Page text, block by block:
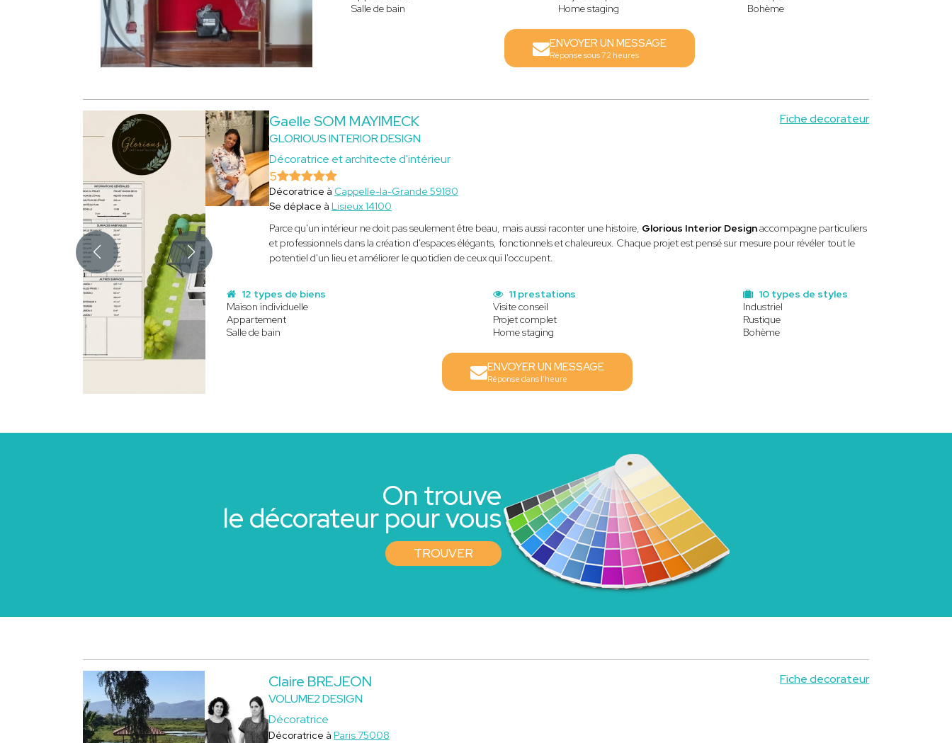
Salle de bain
Bohème
Home staging
ENVOYER UN MESSAGE
Réponse sous 72 heures
Gaelle SOM MAYIMECK
GLORIOUS INTERIOR DESIGN
Décoratrice et architecte d'intérieur
Fiche decorateur
5
Décoratrice à Cappelle-la-Grande 59180
Se déplace à Lisieux 14100
Parce qu'un intérieur ne doit pas seulement être beau, mais aussi raconter une histoire, Glorious Interior Designaccompagne particuliers
et professionnels dans la création d'espaces élégants, fonctionnels et chaleureux. Chaque projet est pensé sur mesure pour révéler tout le
potentiel d'un lieu et améliorer le quotidien de ceux qui l'occupent.
12 types de biens
Maison individuelle
Appartement
Salle de bain
10 types de styles
Industriel
Rustique
Bohème
11 prestations
Visite conseil
Projet complet
Home staging
ENVOYER UN MESSAGE
Réponse dans l'heure
On trouve
le décorateur pour vous
TROUVER
Claire BREJEON
VOLUME2 DESIGN
Décoratrice
Fiche decorateur
Décoratrice à Paris 75008